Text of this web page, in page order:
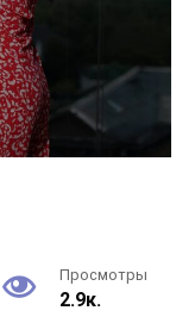
Просмотры
2.9к.